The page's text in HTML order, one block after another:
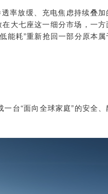
率放缓、充电焦虑持续叠加
大七座这一细分市场，一方
能耗”重新抢回一部分原本属
台“面向全球家庭”的安全